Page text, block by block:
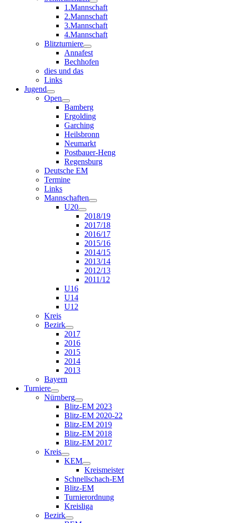
1.Mannschaft
2.Mannschaft
3.Mannschaft
4.Mannschaft
Blitzturniere
Annafest
Bechhofen
dies und das
Links
Jugend
Open
Bamberg
Ergolding
Garching
Heilsbronn
Neumarkt
Postbauer-Heng
Regensburg
Deutsche EM
Termine
Links
Mannschaften
U20
2018/19
2017/18
2016/17
2015/16
2014/15
2013/14
2012/13
2011/12
U16
U14
U12
Kreis
Bezirk
2017
2016
2015
2014
2013
Bayern
Turniere
Nürnberg
Blitz-EM 2023
Blitz-EM 2020-22
Blitz-EM 2019
Blitz-EM 2018
Blitz-EM 2017
Kreis
KEM
Kreismeister
Schnellschach-EM
Blitz-EM
Turnierordnung
Kreisliga
Bezirk